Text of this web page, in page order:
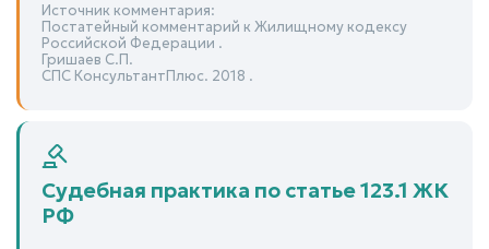
Источник комментария:
Постатейный комментарий к Жилищному кодексу
Российской Федерации .
Гришаев С.П.
СПС КонсультантПлюс. 2018 .
Судебная практика по статье 123.1 ЖК
РФ